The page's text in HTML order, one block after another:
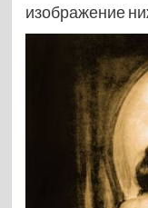
изображение